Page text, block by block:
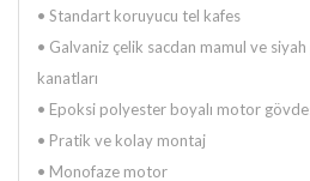
• Standart koruyucu tel kafes
• Galvaniz çelik sacdan mamul ve
kanatları
• Epoksi polyester boyalı motor
• Pratik ve kolay montaj
• Monofaze motor